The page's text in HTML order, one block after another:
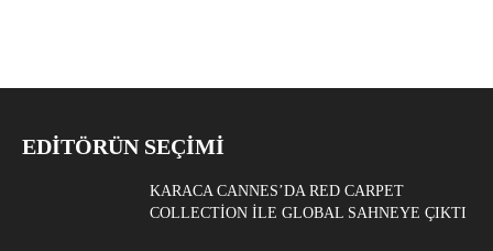
EDITÖRÜN SEÇIMI
KARACA CANNES’DA RED CARPET
COLLECTION ILE GLOBAL SAHNEYE ÇIKTI